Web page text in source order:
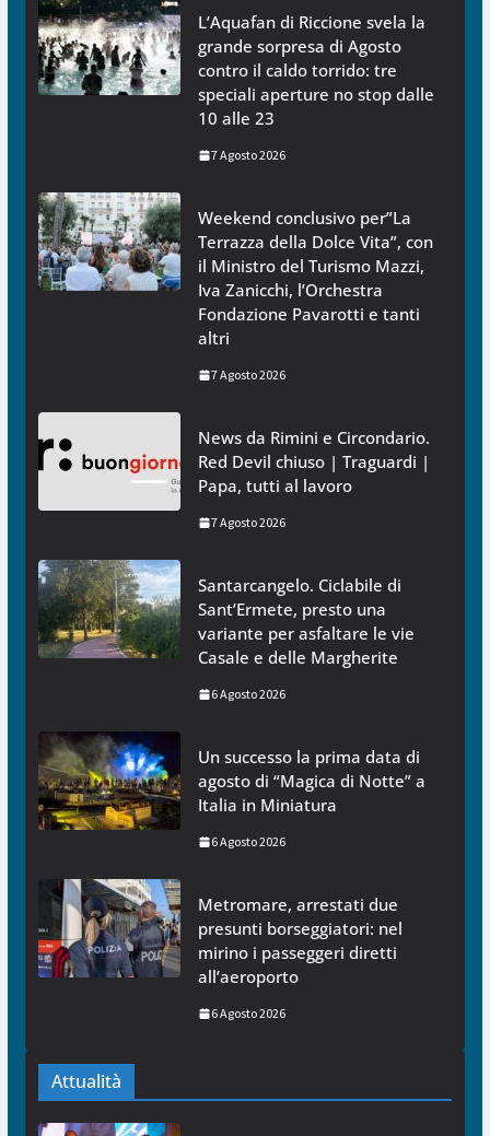
L’Aquafan di Riccione svela la
grande sorpresa di Agosto
contro il caldo torrido: tre
speciali aperture no stop dalle
10 alle 23
7 Agosto 2026
Weekend conclusivo per”La
Terrazza della Dolce Vita”, con
il Ministro del Turismo Mazzi,
Iva Zanicchi, l’Orchestra
Fondazione Pavarotti e tanti
altri
7 Agosto 2026
News da Rimini e Circondario.
Red Devil chiuso | Traguardi |
Papa, tutti al lavoro
7 Agosto 2026
Santarcangelo. Ciclabile di
Sant’Ermete, presto una
variante per asfaltare le vie
Casale e delle Margherite
6 Agosto 2026
Un successo la prima data di
agosto di “Magica di Notte” a
Italia in Miniatura
6 Agosto 2026
Metromare, arrestati due
presunti borseggiatori: nel
mirino i passeggeri diretti
all’aeroporto
6 Agosto 2026
Attualità